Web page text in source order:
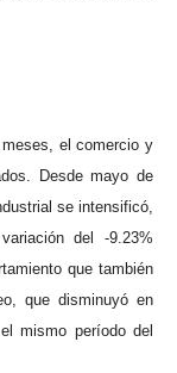
el comercio y
Desde mayo de
se intensificó,
del -9.23%
que también
que disminuyó en
mismo período del